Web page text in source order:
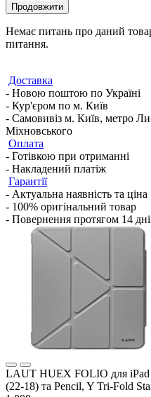
Продовжити
Немає питань про даний
питання.
Доставка
- Новою поштою по Україні
- Кур'єром по м. Київ
- Самовивіз м. Київ, метро
Міхновського
Оплата
- Готівкою при отриманні
- Накладений платіж
Гарантії
- Актуальна наявність та ціна
- 100% оригінальний товар
- Повернення протягом 14
LAUT HUEX FOLIO для
(22-18) та Pencil, Y Tri-Fold